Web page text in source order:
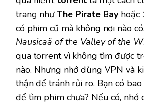
trang nhưThe Pirate Bay hoặc
có phim cũ mà không nơi nào
Nausicaä of the Valley of the
qua torrent vì không tìm được
nào. Nhưng nhớ dùng VPN và
thận để tránh rủi ro. Bạn có
để tìm phim chưa? Nếu có, nhớ